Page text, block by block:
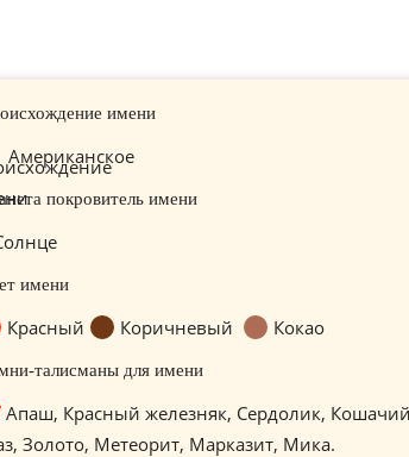
имени
Американское
покровитель имени
имени
Красный Коричневый Кокао
талисманы для имени
Апаш, Красный железняк, Сердолик,
Золото, Метеорит, Марказит, Мика.